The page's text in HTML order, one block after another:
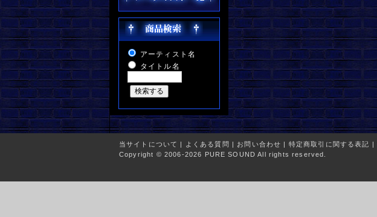
アーティスト名
タイトル名
当サイトについて | よくある質問 | お問い合わせ | 特定商取引に関する表記 |
Copyright © 2006-2026 PURE SOUND All rights reserved.